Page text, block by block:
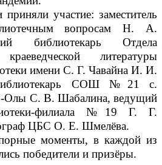
участие: заместитель
вопросам Н. А.
библиотекарь Отдела
литературы
имени С. Г. Чавайна И. И.
библиотекарь СОШ №21 с.
Олы С. В. Шабалина, ведущий
филиала №19 Г. Г.
ЦБС О. Е. Шмелёва.
моменты, в каждой из
победители и призёры.